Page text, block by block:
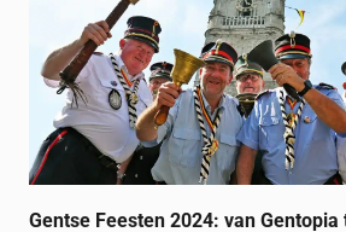
Gentse Feesten 2024: van